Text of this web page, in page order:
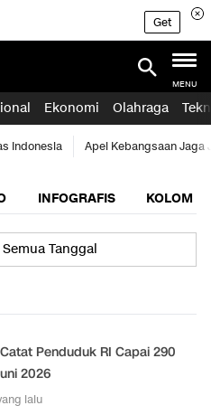
Get
MENU
Ekonomi Olahraga
Indonesia Apel Kebangsaan Jaga
INFOGRAFIS KOLOM
Penduduk RI Capai 290
2026
lalu